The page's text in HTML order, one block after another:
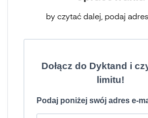
by czytać dalej, podaj
Dołącz do Dyktand i
limitu!
Podaj poniżej swój adres e-